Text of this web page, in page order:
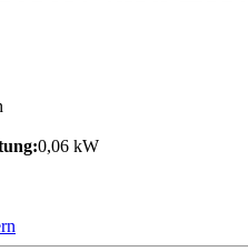
0,06 kW